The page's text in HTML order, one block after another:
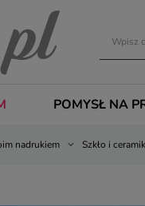
POMYSŁ NA
nadrukiem Szkło i